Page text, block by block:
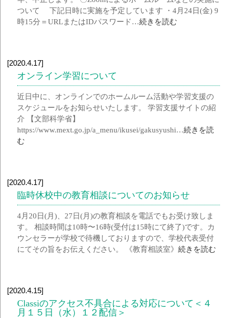
ついて 下記日時に実施を予定しています ・4月24日(金) 9
時15分＝URLまたはIDパスワード…続きを読む
[2020.4.17]
オンライン学習について
近日中に、オンラインでのホームルーム活動や学習支援の
スケジュールをお知らせいたします。 学習支援サイトの紹
介 【文部科学省】
https://www.mext.go.jp/a_menu/ikusei/gakusyushi…続きを読
む
[2020.4.17]
臨時休校中の教育相談についてのお知らせ
4月20日(月)、27日(月)の教育相談を電話でもお受け致しま
す。 相談時間は10時〜16時(受付は15時にて終了)です。カ
ウンセラーが学校で待機しておりますので、学校代表受付
にてその旨をお伝えください。 《教育相談室》続きを読む
[2020.4.15]
Classiのアクセス不具合による対応について＜４
月１５日（水）１２配信＞